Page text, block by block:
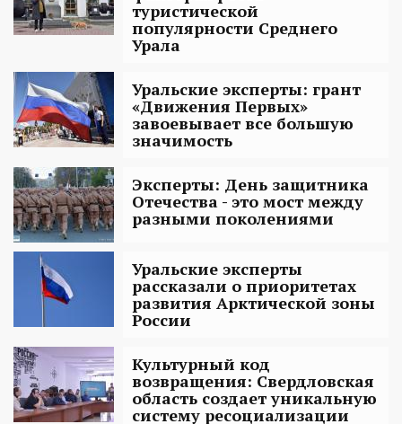
туристической
популярности Среднего
Урала
Уральские эксперты: грант
«Движения Первых»
завоевывает все большую
значимость
Эксперты: День защитника
Отечества - это мост между
разными поколениями
Уральские эксперты
рассказали о приоритетах
развития Арктической зоны
России
Культурный код
возвращения: Свердловская
область создает уникальную
систему ресоциализации